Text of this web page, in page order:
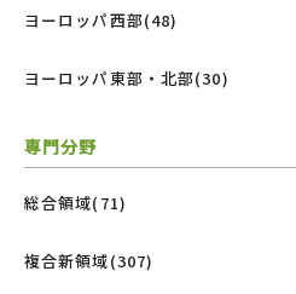
ヨーロッパ西部(48)
ヨーロッパ東部・北部(30)
専門分野
総合領域(71)
複合新領域(307)